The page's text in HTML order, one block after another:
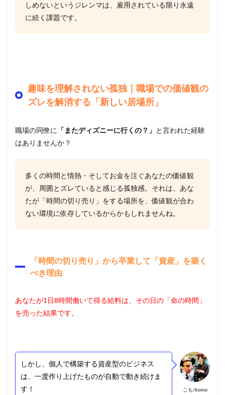
しめないというジレンマは、雇用されている限り永遠
に続く課題です。
趣味を理解されない孤独｜職場での価値観の
ズレを解消する「新しい居場所」
職場の同僚に 「またディズニーに行くの？」 と言われた経験
はありませんか？
多くの時間と情熱・そしてお金を注ぐあなたの価値観
が、周囲とズレていると感じる孤独感。それは、あな
たが「時間の切り売り」をする場所を、価値観が合わ
ない環境に依存しているからかもしれませんね。
「時間の切り売り」から卒業して「資産」を築く
べき理由
あなたが1日8時間働いて得る給料は、その日の「命の時間」
を売った結果です。
こも/komo
しかし、個人で構築する資産型のビジネス
は、一度作り上げたものが自動で動き続けま
す！